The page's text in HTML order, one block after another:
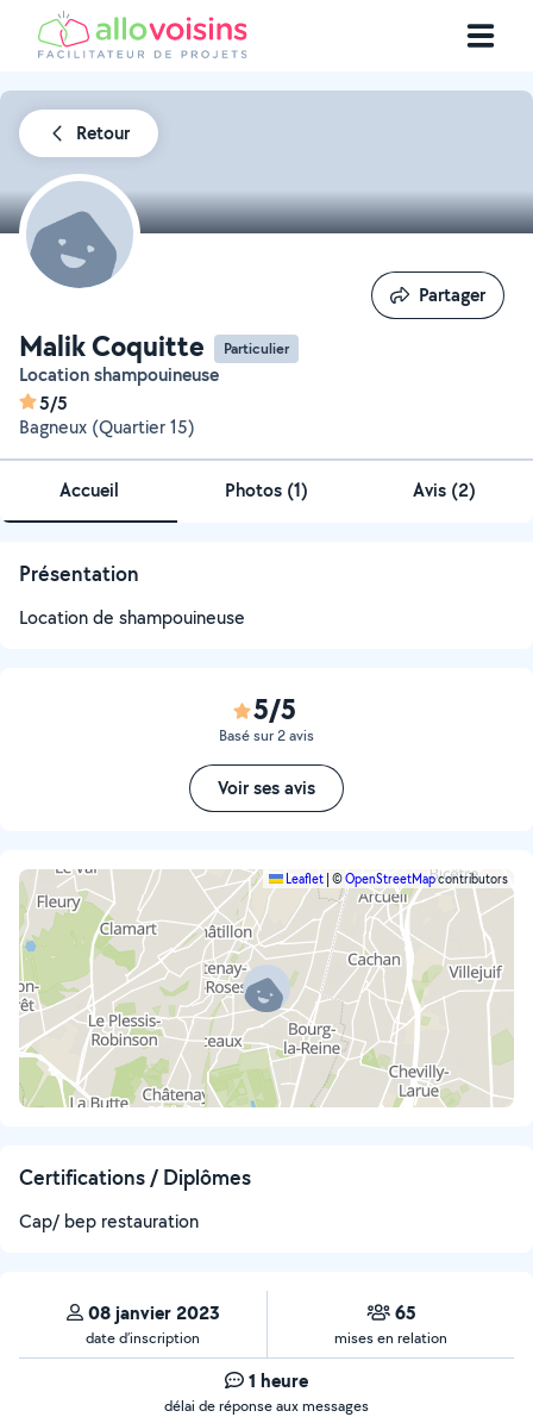
Retour
Malik Coquitte Particulier
Location shampouineuse
5/5
Bagneux (Quartier 15)
Partager
Partager
Accueil Photos (1) Avis (2)
Présentation
Location de shampouineuse
5/5
Basé sur 2 avis
Voir ses avis
Leaflet ©OpenStreetMapcontributors
Certifications / Diplômes
Cap/ bep restauration
08 janvier 2023
date d’inscription
65
mises en relation
1 heure
délai de réponse aux messages